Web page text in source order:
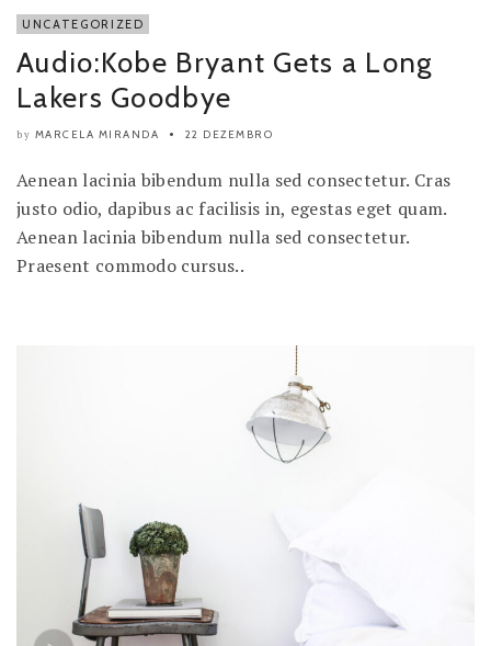
UNCATEGORIZED
Audio:Kobe Bryant Gets a Long
Lakers Goodbye
by MARCELA MIRANDA 22 DEZEMBRO
Aenean lacinia bibendum nulla sed consectetur. Cras
justo odio, dapibus ac facilisis in, egestas eget quam.
Aenean lacinia bibendum nulla sed consectetur.
Praesent commodo cursus..